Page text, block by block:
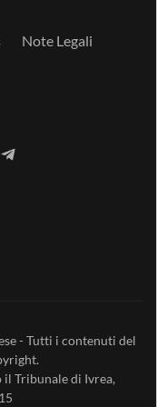
Note Legali
- Tutti i contenuti del
Tribunale di Ivrea,